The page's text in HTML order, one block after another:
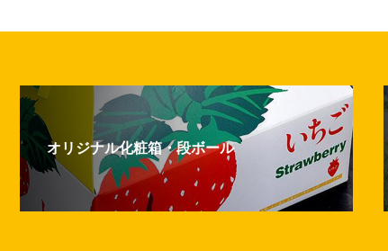
オリジナル化粧箱・段ボール